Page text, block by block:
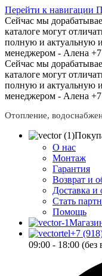
Перейти к навигации
Сейчас мы
каталоге могут
полную и актуальную
менеджером - Алена
Сейчас мы
каталоге могут
полную и актуальную
менеджером - Алена
Отопление,
О нас
Монтаж
Гарантия
Возврат и
Доставка и
Стать
Помощь
+7
09:00 - 18:00